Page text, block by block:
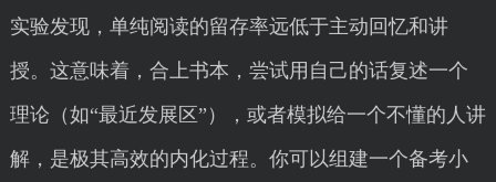
实验发现，单纯阅读的留存率远低于主动回忆和讲
授。这意味着，合上书本，尝试用自己的话复述一个
理论（如“最近发展区”），或者模拟给一个不懂的人讲
解，是极其高效的内化过程。你可以组建一个备考小